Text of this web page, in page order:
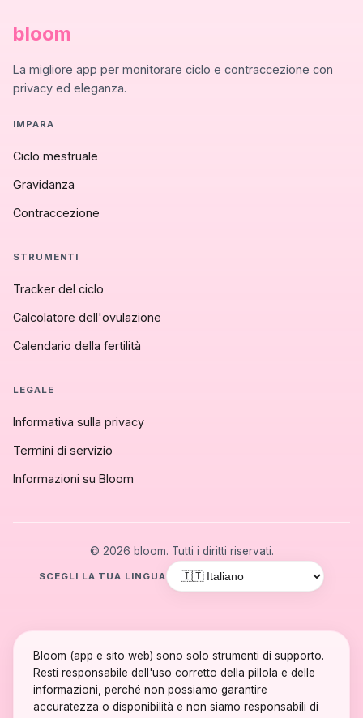
bloom
La migliore app per monitorare ciclo e contraccezione con
privacy ed eleganza.
IMPARA
Ciclo mestruale
Gravidanza
Contraccezione
STRUMENTI
Tracker del ciclo
Calcolatore dell'ovulazione
Calendario della fertilità
LEGALE
Informativa sulla privacy
Termini di servizio
Informazioni su Bloom
© 2026 bloom. Tutti i diritti riservati.
SCEGLI LA TUA LINGUA
Bloom (app e sito web) sono solo strumenti di supporto.
Resti responsabile dell'uso corretto della pillola e delle
informazioni, perché non possiamo garantire
accuratezza o disponibilità e non siamo responsabili di